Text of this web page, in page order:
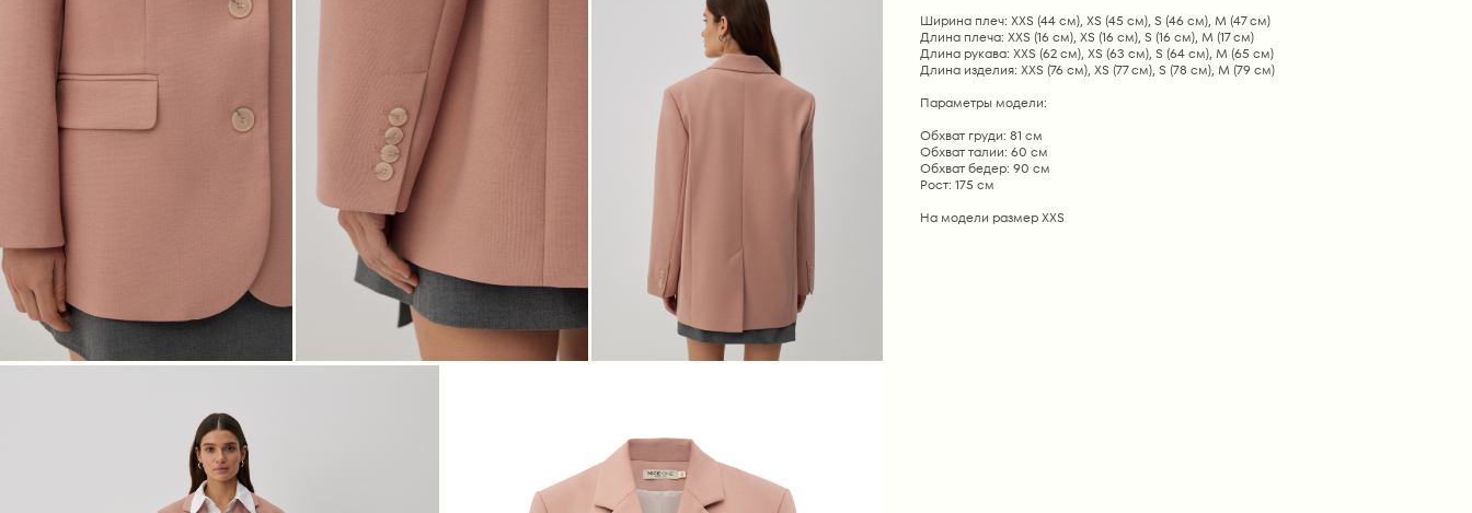
Ширина плеч: XХS (44 см), XS (45 см), S (46 см), M (47 см)
Длина плеча: XХS (16 см), XS (16 см), S (16 см), M (17 см)
Длина рукава: XХS (62 см), XS (63 см), S (64 см), M (65 см)
Длина изделия: XХS (76 см), XS (77 см), S (78 см), M (79 см)
Параметры модели:
Обхват груди: 81 см
Обхват талии: 60 см
Обхват бедер: 90 см
Рост: 175 см
На модели размер ХХS